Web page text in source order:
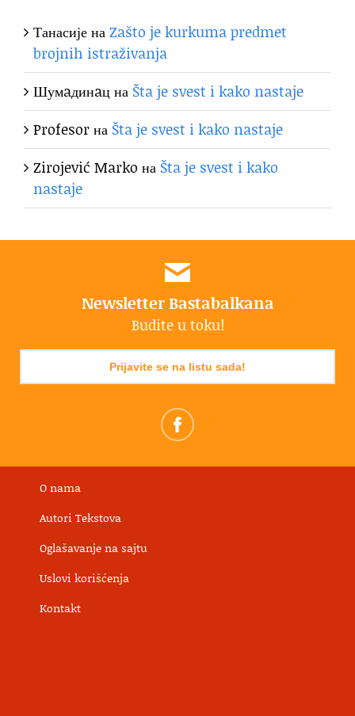
ТанасијенаZašto je kurkuma predmet
brojnih istraživanja
Шумaдинaцна Šta je svest i kako nastaje
Profesorна Šta je svest i kako nastaje
Zirojević Marko на Šta je svest i kako
nastaje
Newsletter Bastabalkana
Budite u toku!
Prijavite se na listu sada!
O nama
Autori Tekstova
Oglašavanje na sajtu
Uslovi korišćenja
Kontakt